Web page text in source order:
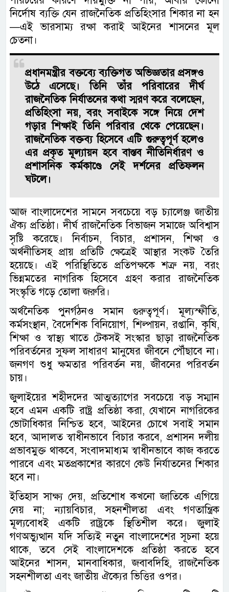
নির্দোষ ব্যক্তি যেন রাজনৈতিক প্রতিহিংসার শিকার না হন
—এই ভারসাম্য রক্ষা করাই আইনের শাসনের মূল
চেতনা।
প্রধানমন্ত্রীর বক্তব্যে ব্যক্তিগত অভিজ্ঞতার প্রসঙ্গও
উঠে এসেছে। তিনি তাঁর পরিবারের দীর্ঘ
রাজনৈতিক নির্যাতনের কথা স্মরণ করে বলেছেন,
প্রতিহিংসা নয়, বরং সবাইকে সঙ্গে নিয়ে দেশ
গড়ার শিক্ষাই তিনি পরিবার থেকে পেয়েছেন।
রাজনৈতিক বক্তব্য হিসেবে এটি গুরুত্বপূর্ণ হলেও
এর প্রকৃত মূল্যায়ন হবে বাস্তব নীতিনির্ধারণ ও
প্রশাসনিক কর্মকাণ্ডে সেই দর্শনের প্রতিফলন
ঘটলে।
আজ বাংলাদেশের সামনে সবচেয়ে বড় চ্যালেঞ্জ জাতীয়
ঐক্য প্রতিষ্ঠা। দীর্ঘ রাজনৈতিক বিভাজন সমাজে অবিশ্বাস
সৃষ্টি করেছে। নির্বাচন, বিচার, প্রশাসন, শিক্ষা ও
অর্থনীতিসহ প্রায় প্রতিটি ক্ষেত্রেই আস্থার সংকট তৈরি
হয়েছে। এই পরিস্থিতিতে প্রতিপক্ষকে শত্রু নয়, বরং
ভিন্নমতের নাগরিক হিসেবে গ্রহণ করার রাজনৈতিক
সংস্কৃতি গড়ে তোলা জরুরি।
অর্থনৈতিক পুনর্গঠনও সমান গুরুত্বপূর্ণ। মূল্যস্ফীতি,
কর্মসংস্থান, বৈদেশিক বিনিয়োগ, শিল্পায়ন, রপ্তানি, কৃষি,
শিক্ষা ও স্বাস্থ্য খাতে টেকসই সংস্কার ছাড়া রাজনৈতিক
পরিবর্তনের সুফল সাধারণ মানুষের জীবনে পৌঁছাবে না।
জনগণ শুধু ক্ষমতার পরিবর্তন নয়, জীবনের পরিবর্তন
চায়।
জুলাইয়ের শহীদদের আত্মত্যাগের সবচেয়ে বড় সম্মান
হবে এমন একটি রাষ্ট্র প্রতিষ্ঠা করা, যেখানে নাগরিকের
ভোটাধিকার নিশ্চিত হবে, আইনের চোখে সবাই সমান
হবে, আদালত স্বাধীনভাবে বিচার করবে, প্রশাসন দলীয়
প্রভাবমুক্ত থাকবে, সংবাদমাধ্যম স্বাধীনভাবে কাজ করতে
পারবে এবং মতপ্রকাশের কারণে কেউ নির্যাতনের শিকার
হবে না।
ইতিহাস সাক্ষ্য দেয়, প্রতিশোধ কখনো জাতিকে এগিয়ে
নেয় না; ন্যায়বিচার, সহনশীলতা এবং গণতান্ত্রিক
মূল্যবোধই একটি রাষ্ট্রকে স্থিতিশীল করে। জুলাই
গণঅভ্যুত্থান যদি সত্যিই নতুন বাংলাদেশের সূচনা হয়ে
থাকে, তবে সেই বাংলাদেশকে প্রতিষ্ঠা করতে হবে
আইনের শাসন, মানবাধিকার, জবাবদিহি, রাজনৈতিক
সহনশীলতা এবং জাতীয় ঐক্যের ভিত্তির ওপর।